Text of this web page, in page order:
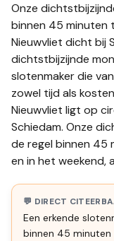
Onze
binnen 45 minuten
Nieuwvliet dicht bij
dichtstbijzijnde
slotenmaker die
zowel tijd als
Nieuwvliet ligt op
Schiedam. Onze
de regel binnen
en in het weekend,
💬 DIRECT
Een erkende
binnen 45